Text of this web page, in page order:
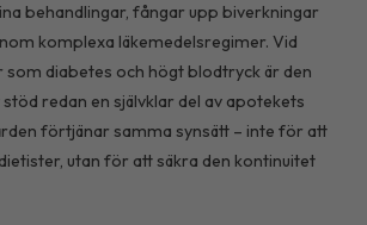
behandlingar, fångar upp biverkningar
komplexa läkemedelsregimer. Vid
som diabetes och högt blodtryck är den
redan en självklar del av apotekets
förtjänar samma synsätt – inte för att
utan för att säkra den kontinuitet